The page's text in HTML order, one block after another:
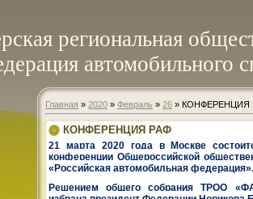
региональная
автомобильного
Главная » 2020 » Февраль » 26 » КОНФЕРЕНЦИЯ
КОНФЕРЕНЦИЯ РАФ
21 марта 2020 года в Москве
конференции Общероссийской
«Российская автомобильная федерация».
Решением общего собрания ТРОО